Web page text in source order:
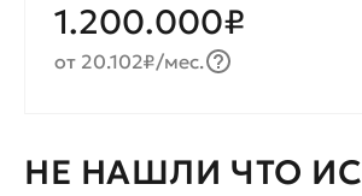
1.200.000₽
от 20.102₽/мес.
НЕ НАШЛИ ЧТО